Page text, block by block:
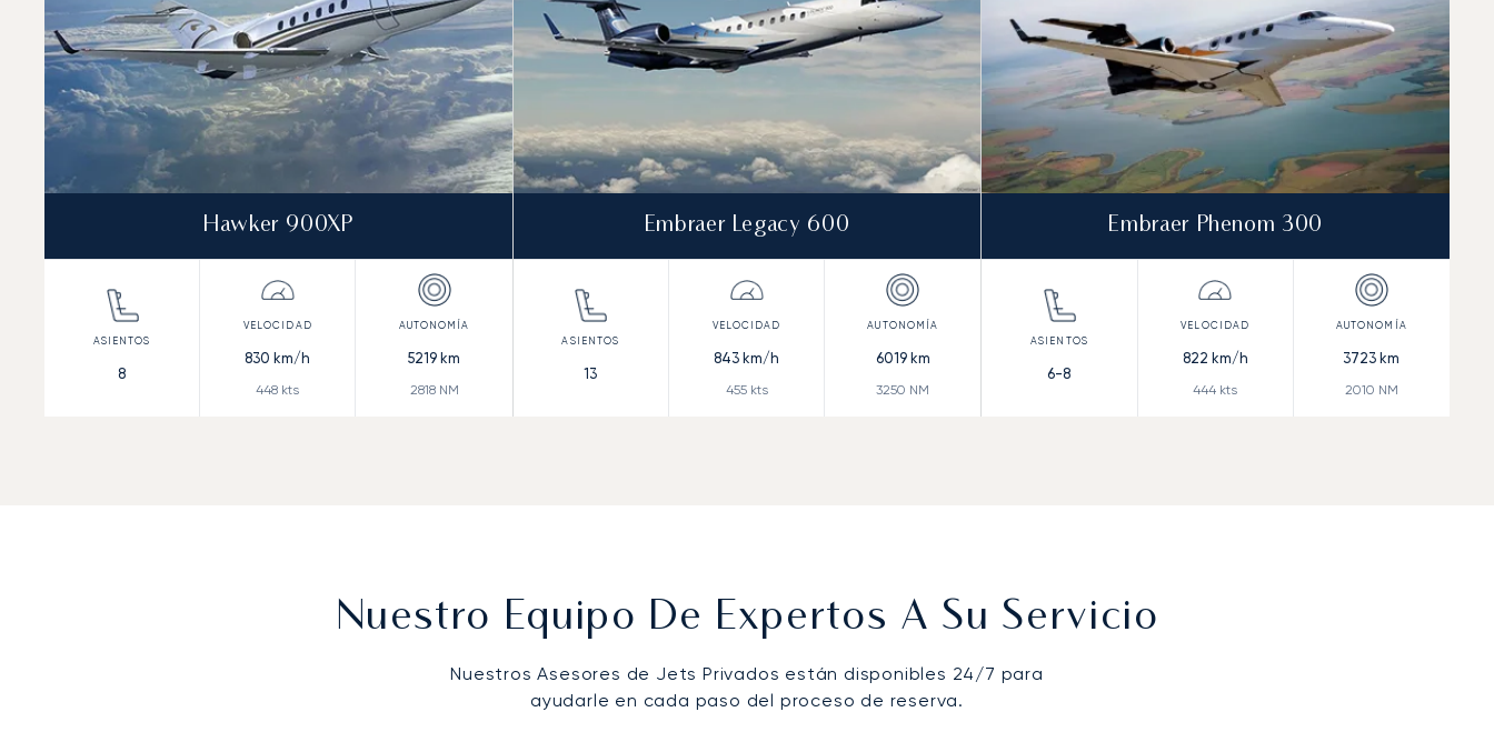
Hawker 900XP
8
830 km/h
448 kts
5219 km
2818NM
Embraer Legacy 600
13
843 km/h
455kts
6019km
3250 NM
Embraer Phenom 300
6-8
822 km/h
444 kts
3723 km
2010 NM
Nuestro Equipo De Expertos A Su Servicio
Nuestros Asesores de Jets Privados están disponibles 24/7 para
ayudarle en cada paso del proceso de reserva.